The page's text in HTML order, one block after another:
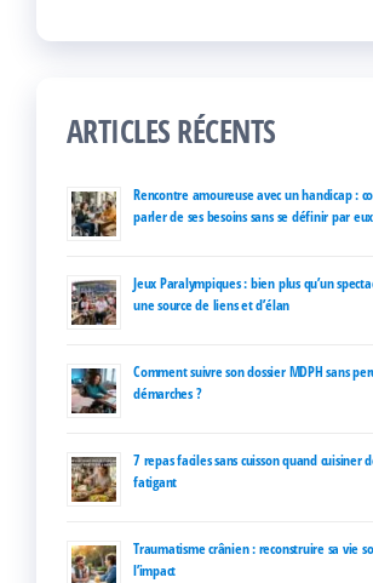
ARTICLES RÉCENTS
Rencontre amoureuse avec un handicap :
parler de ses besoins sans se définir par
Jeux Paralympiques : bien plus qu’un
une source de liens et d’élan
Comment suivre son dossier MDPH sans
démarches ?
7 repas faciles sans cuisson quand cuisiner
fatigant
Traumatisme crânien : reconstruire sa vie
l’impact